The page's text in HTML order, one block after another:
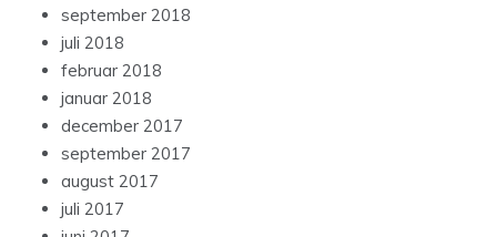
september 2018
juli 2018
februar 2018
januar 2018
december 2017
september 2017
august 2017
juli 2017